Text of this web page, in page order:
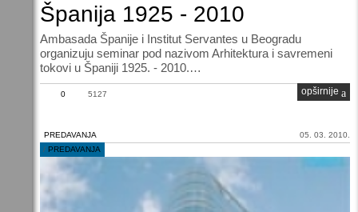
Španija 1925 - 2010
Ambasada Španije i Institut Servantes u Beogradu
organizuju seminar pod nazivom Arhitektura i savremeni
tokovi u Španiji 1925. - 2010.…
0 5127 opširnije
PREDAVANJA
/ PREDAVANJA
05. 03. 2010.